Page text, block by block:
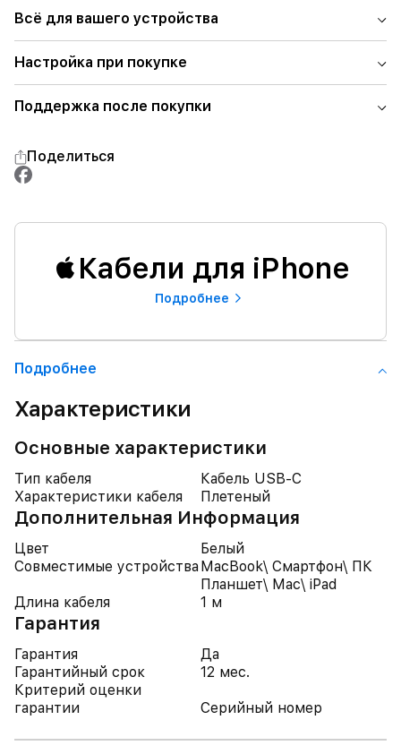
Всё для вашего устройства
Настройка при покупке
Поддержка после покупки
Поделиться
Кабели для iPhone
Подробнее
Подробнее
Характеристики
Основные характеристики
Тип кабеля
Кабель USB-C
Характеристики кабеля
Плетеный
Дополнительная Информация
Цвет
Белый
Совместимые устройства MacBook\ Смартфон\ ПК
Планшет\ Mac\ iPad
Длина кабеля
1 м
Гарантия
Гарантия
Да
Гарантийный срок
12 мес.
Критерий оценки
гарантии
Серийный номер